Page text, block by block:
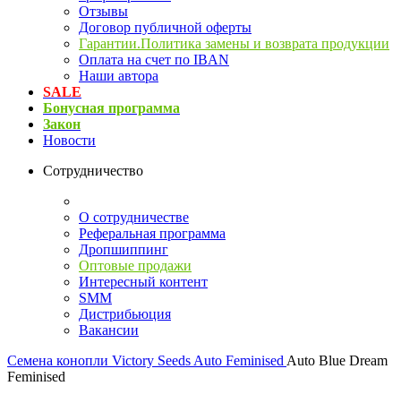
Отзывы
Договор публичной оферты
Гарантии.Политика замены и возврата продукции
Оплата на счет по IBAN
Наши автора
SALE
Бонусная программа
Закон
Новости
Сотрудничество
О сотрудничестве
Реферальная программа
Дропшиппинг
Оптовые продажи
Интересный контент
SMM
Дистрибьюция
Вакансии
Семена конопли Victory Seeds Auto Feminised Auto Blue Dream
Feminised